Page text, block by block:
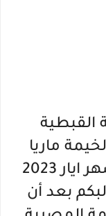
القبطية
ماريا
وليد اليوم الأربعاء 17 من شهر ايار 2023
بعد أن